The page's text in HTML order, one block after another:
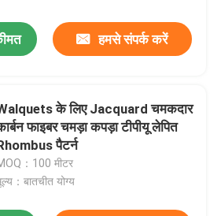
हमसे संपर्क करें
के लिए Jacquard चमकदार
फाइबर चमड़ा कपड़ा टीपीयू लेपित
पैटर्न
：100 मीटर
：बातचीत योग्य